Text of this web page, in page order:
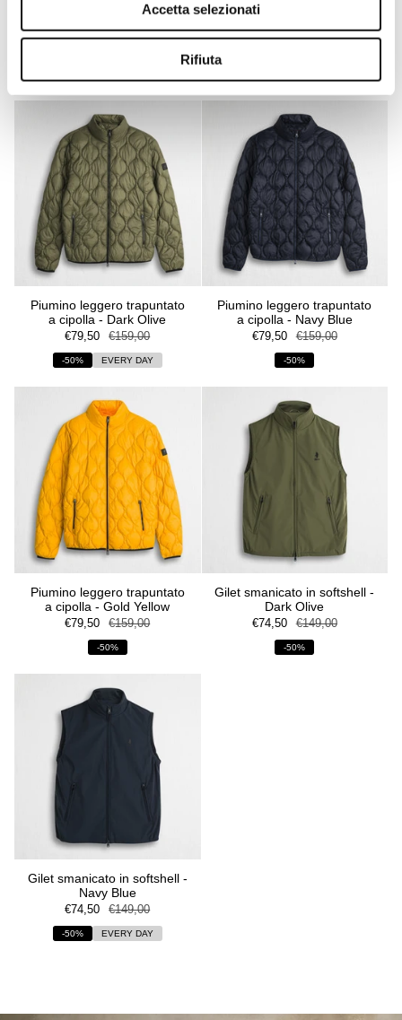
Accetta selezionati
Rifiuta
Giacca camicia in cotone
Relaxed Fit - Militar Green
Giacca camicia in cotone
Relaxed Fit - Navy Blue
Piumino leggero trapuntato
a cipolla - Dark Olive
€79,50 €159,00
-50% EVERY DAY
Piumino leggero trapuntato
a cipolla - Navy Blue
€79,50 €159,00
-50%
Piumino leggero trapuntato
a cipolla - Gold Yellow
€79,50 €159,00
-50%
Gilet smanicato in softshell -
Dark Olive
€74,50 €149,00
-50%
Gilet smanicato in softshell -
Navy Blue
€74,50 €149,00
-50% EVERY DAY